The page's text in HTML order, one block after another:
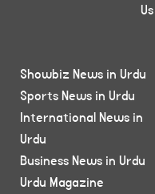
Us
Showbiz News in Urdu
Sports News in Urdu
International News in
Urdu
Business News in Urdu
Urdu Magazine